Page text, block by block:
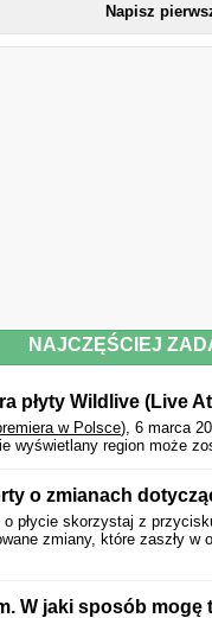
Napisz
NAJCZĘŚCIEJ
płyty Wildlive (Live
w Polsce), 6 marca
wyświetlany region może
o zmianach
płycie skorzystaj z
zmiany, które zaszły w
W jaki sposób mogę